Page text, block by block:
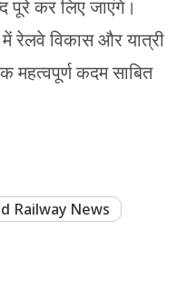
पूरे कर लिए जाएंगे।
रेलवे विकास और यात्री
महत्वपूर्ण कदम साबित
Railway News